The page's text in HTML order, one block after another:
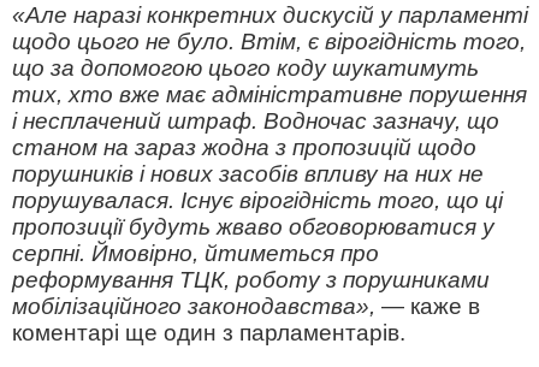
«Але наразі конкретних дискусій у парламенті
щодо цього не було. Втім, є вірогідність того,
що за допомогою цього коду шукатимуть
тих, хто вже має адміністративне порушення
і несплачений штраф. Водночас зазначу, що
станом на зараз жодна з пропозицій щодо
порушників і нових засобів впливу на них не
порушувалася. Існує вірогідність того, що ці
пропозиції будуть жваво обговорюватися у
серпні. Ймовірно, йтиметься про
реформування ТЦК, роботу з порушниками
мобілізаційного законодавства», — каже в
коментарі ще один з парламентарів.